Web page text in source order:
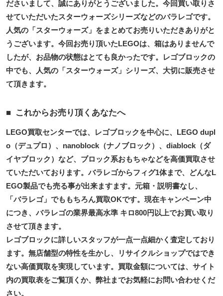
ださいまして、誠にありがとうございました。今回買い取りさ
せていただいたスターウォーズシリーズなどのバラレゴです。
人気の「スターウォーズ」をまとめてお売りいただきありがと
うございます。今回お売り頂いたLEGOは、箱はありませんで
したが、お品物の状態はとても良かったです。レゴブロックの
中でも、人気の「スターウォーズ」シリーズ、大切に販売させ
て頂きます。
これからお売り頂くあなたへ
LEGO買取センターでは、レゴブロックを中心に、LEGO dupl
o（デュプロ）、nanoblock（ナノブロック）、diablock（ダ
イヤブロック）など、ブロック系おもちゃなどを高価買取させ
ていただいております。バラレゴからフィグ1体まで、どんなL
EGO製品でも売る事が出来ますます。元箱・説明書なし、
「バラレゴ」でももちろん買取OKです。現在キャンペーン中
につき、バラレゴの業界最高水準 キロ800円以上でお買い取り
させて頂きます。
レゴブロックに詳しいスタッフが一点一点細かく査定しており
ます。無店舗型の特性を生かし、リサイクルショップではでき
ない高価買取を実現しています。買取金額については、サイト
内の買取表をご覧頂くか、弊社までお気軽にお問い合わせくだ
さい。